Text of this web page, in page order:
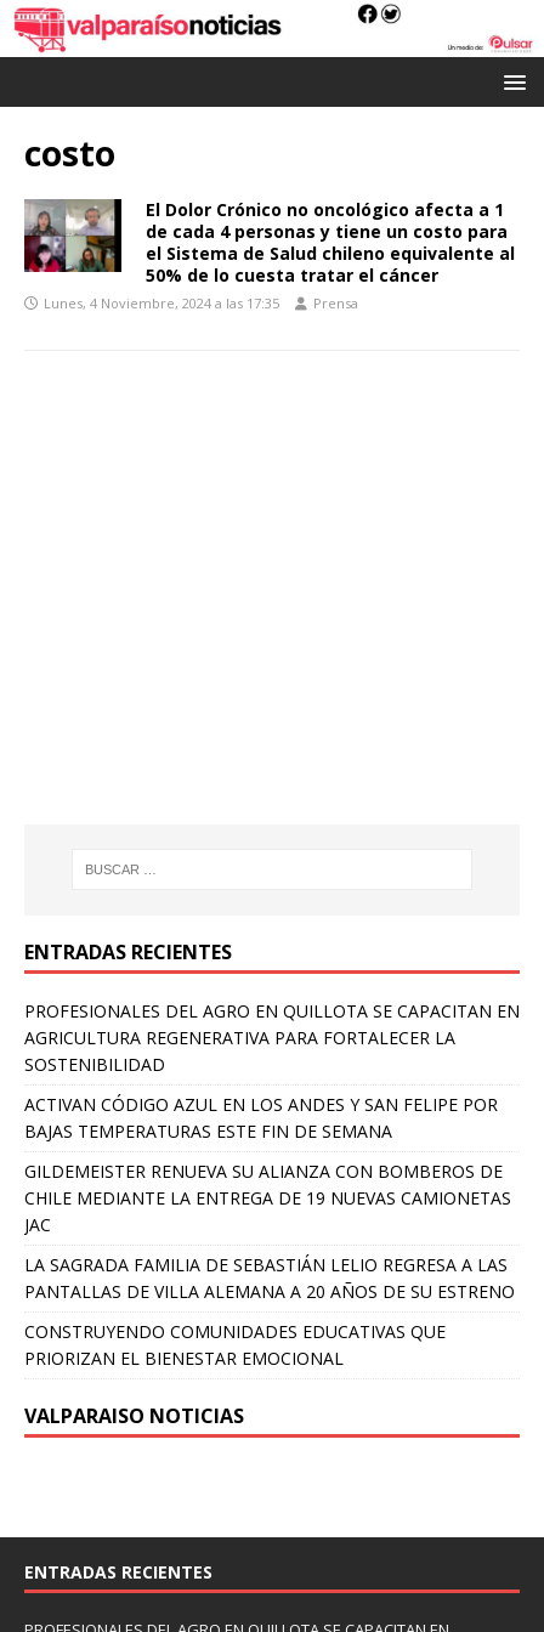
costo
El Dolor Crónico no oncológico afecta a 1
de cada 4 personas y tiene un costo para
el Sistema de Salud chileno equivalente al
50% de lo cuesta tratar el cáncer
Lunes, 4 Noviembre, 2024 a las 17:35 Prensa
ENTRADAS RECIENTES
PROFESIONALES DEL AGRO EN QUILLOTA SE CAPACITAN EN
AGRICULTURA REGENERATIVA PARA FORTALECER LA
SOSTENIBILIDAD
ACTIVAN CÓDIGO AZUL EN LOS ANDES Y SAN FELIPE POR
BAJAS TEMPERATURAS ESTE FIN DE SEMANA
GILDEMEISTER RENUEVA SU ALIANZA CON BOMBEROS DE
CHILE MEDIANTE LA ENTREGA DE 19 NUEVAS CAMIONETAS
JAC
LA SAGRADA FAMILIA DE SEBASTIÁN LELIO REGRESA A LAS
PANTALLAS DE VILLA ALEMANA A 20 AÑOS DE SU ESTRENO
CONSTRUYENDO COMUNIDADES EDUCATIVAS QUE
PRIORIZAN EL BIENESTAR EMOCIONAL
VALPARAISO NOTICIAS
ENTRADAS RECIENTES